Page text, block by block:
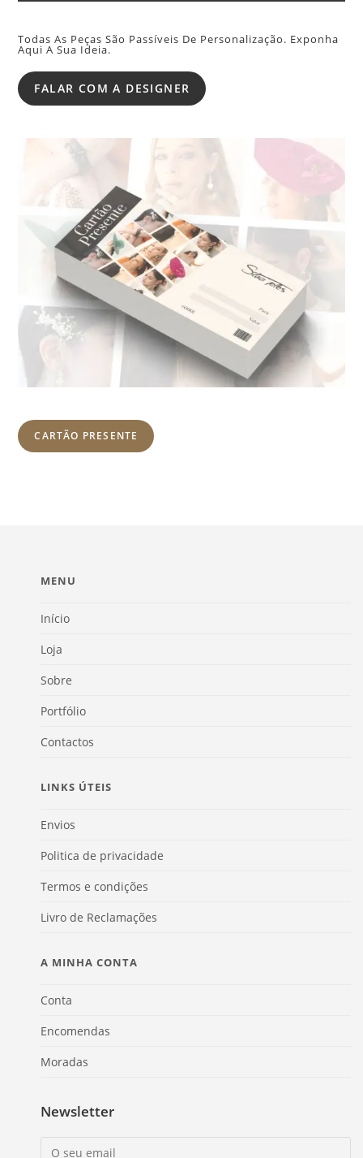
Todas As Peças São Passíveis De Personalização. Exponha
Aqui A Sua Ideia.
FALAR COM A DESIGNER
CARTÃO PRESENTE
MENU
Início
Loja
Sobre
Portfólio
Contactos
LINKS ÚTEIS
Envios
Politica de privacidade
Termos e condições
Livro de Reclamações
A MINHA CONTA
Conta
Encomendas
Moradas
Newsletter